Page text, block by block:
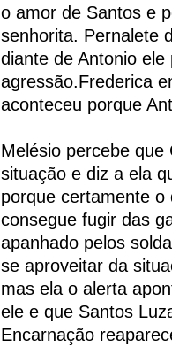
o amor de Santos e
senhorita. Pernalete
diante de Antonio
agressão.Frederica
aconteceu porque
Melésio percebe
situação e diz a ela
porque certamente o
consegue fugir das
apanhado pelos
se aproveitar da
mas ela o alerta
ele e que Santos
Encarnação